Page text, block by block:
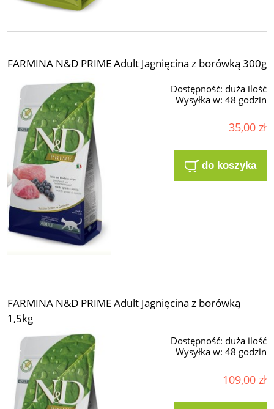
FARMINA N&D PRIME Adult Jagnięcina z borówką 300g
Dostępność: duża ilość
Wysyłka w: 48 godzin
35,00 zł
do koszyka
FARMINA N&D PRIME Adult Jagnięcina z borówką
1,5kg
Dostępność: duża ilość
Wysyłka w: 48 godzin
109,00 zł